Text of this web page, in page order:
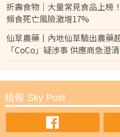
折壽食物｜大量常見食品上榜
頻食死亡風險激增17%
仙草農藥丨內地仙草驗出農藥
「CoCo」疑涉事 供應商急澄
晴報 Sky Post